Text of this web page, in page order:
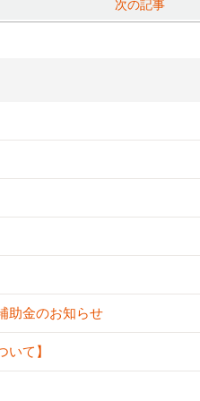
次の記事
金のお知らせ
て】